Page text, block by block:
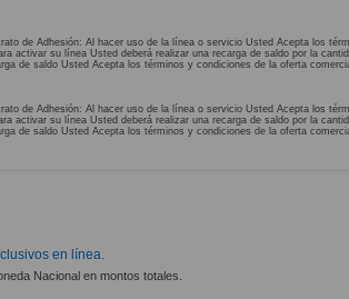
de Adhesión: Al hacer uso de la línea o servicio Usted Acepta los
activar su línea Usted deberá realizar una recarga de saldo por la
de saldo Usted Acepta los términos y condiciones de la oferta
de Adhesión: Al hacer uso de la línea o servicio Usted Acepta los
activar su línea Usted deberá realizar una recarga de saldo por la
de saldo Usted Acepta los términos y condiciones de la oferta
en línea.
Nacional en montos totales.